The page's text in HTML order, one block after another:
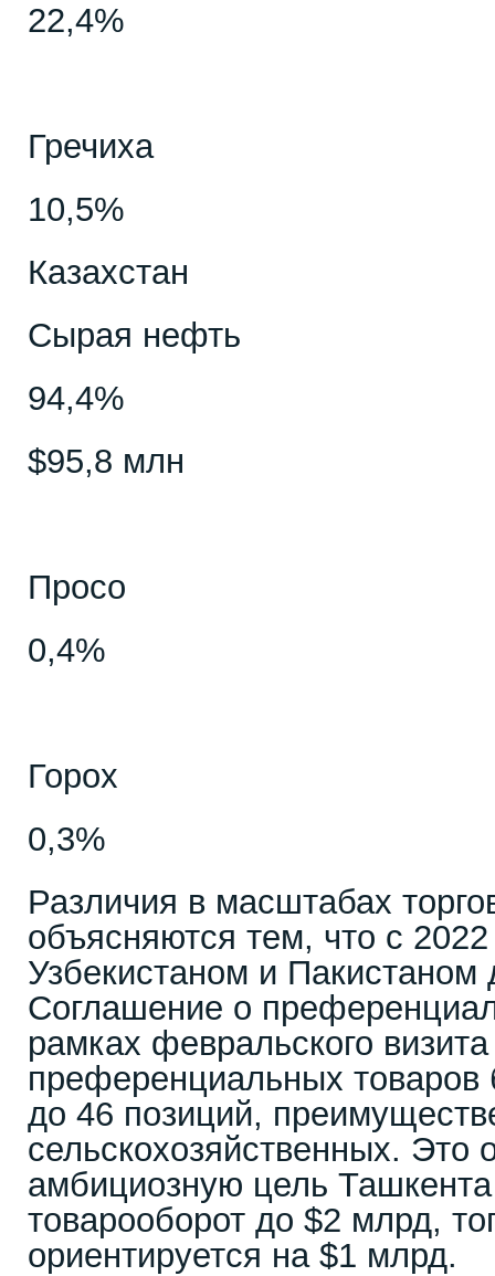
22,4%
Гречиха
10,5%
Казахстан
Сырая нефть
94,4%
$95,8 млн
Просо
0,4%
Горох
0,3%
Различия в масштабах
объясняются тем, что с
Узбекистаном и Пакистаном
Соглашение о
рамках февральского
преференциальных
до 46 позиций,
сельскохозяйственных. Это
амбициозную цель Ташкента
товарооборот до $2 млрд,
ориентируется на $1 млрд.